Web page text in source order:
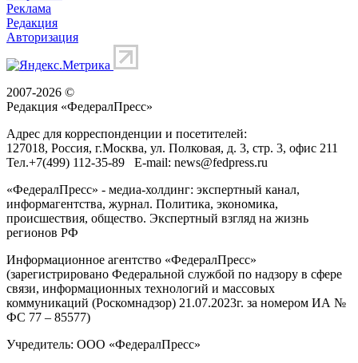
Реклама
Редакция
Авторизация
2007-2026 ©
Редакция «ФедералПресс»
Адрес для корреспонденции и посетителей:
127018, Россия, г.Москва, ул. Полковая, д. 3, стр. 3, офис 211
Тел.+7(499) 112-35-89 E-mail: news@fedpress.ru
«ФедералПресс» - медиа-холдинг: экспертный канал,
информагентства, журнал. Политика, экономика,
происшествия, общество. Экспертный взгляд на жизнь
регионов РФ
Информационное агентство «ФедералПресс»
(зарегистрировано Федеральной службой по надзору в сфере
связи, информационных технологий и массовых
коммуникаций (Роскомнадзор) 21.07.2023г. за номером ИА №
ФС 77 – 85577)
Учредитель: ООО «ФедералПресс»